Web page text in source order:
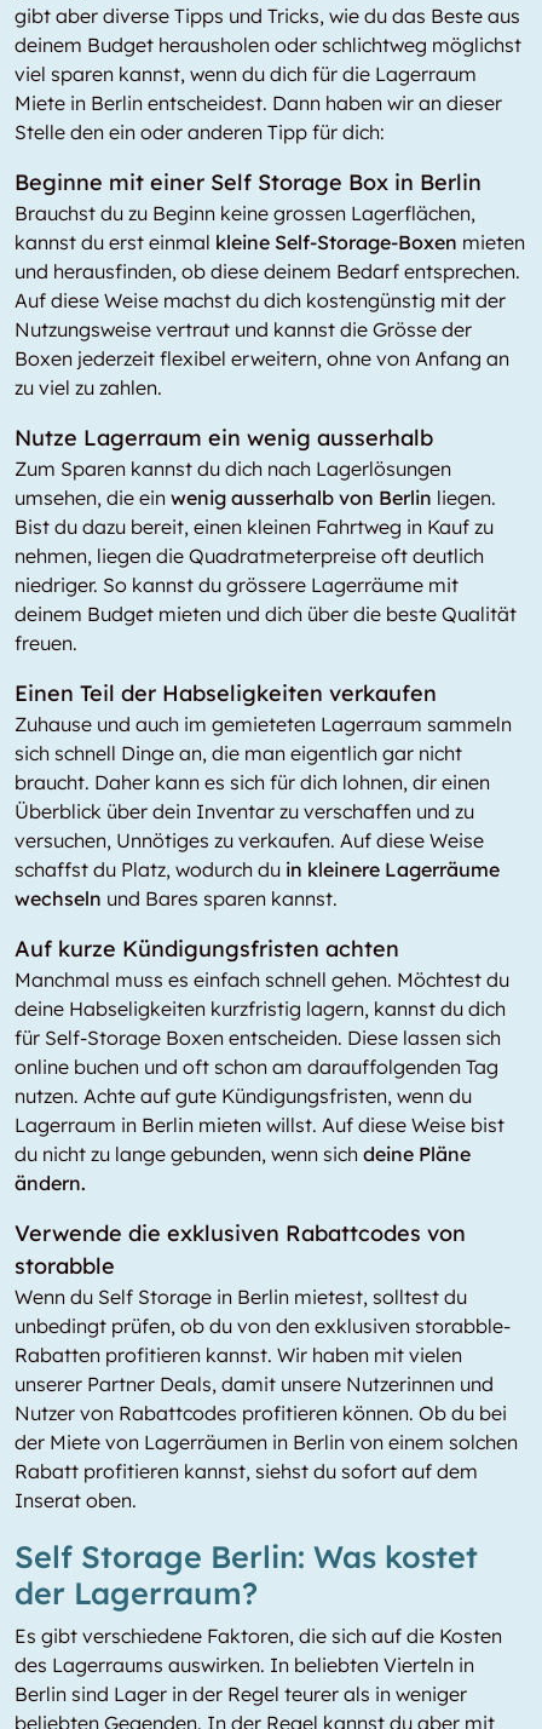
gibt aber diverse Tipps und Tricks, wie du das Beste aus
deinem Budget herausholen oder schlichtweg möglichst
viel sparen kannst, wenn du dich für die Lagerraum
Miete in Berlin entscheidest. Dann haben wir an dieser
Stelle den ein oder anderen Tipp für dich:
Beginne mit einer Self Storage Box in Berlin
Brauchst du zu Beginn keine grossen Lagerflächen,
kannst du erst einmal kleine Self-Storage-Boxen mieten
und herausfinden, ob diese deinem Bedarf entsprechen.
Auf diese Weise machst du dich kostengünstig mit der
Nutzungsweise vertraut und kannst die Grösse der
Boxen jederzeit flexibel erweitern, ohne von Anfang an
zu viel zu zahlen.
Nutze Lagerraum ein wenig ausserhalb
Zum Sparen kannst du dich nach Lagerlösungen
umsehen, die ein wenig ausserhalb von Berlin liegen.
Bist du dazu bereit, einen kleinen Fahrtweg in Kauf zu
nehmen, liegen die Quadratmeterpreise oft deutlich
niedriger. So kannst du grössere Lagerräume mit
deinem Budget mieten und dich über die beste Qualität
freuen.
Einen Teil der Habseligkeiten verkaufen
Zuhause und auch im gemieteten Lagerraum sammeln
sich schnell Dinge an, die man eigentlich gar nicht
braucht. Daher kann es sich für dich lohnen, dir einen
Überblick über dein Inventar zu verschaffen und zu
versuchen, Unnötiges zu verkaufen. Auf diese Weise
schaffst du Platz, wodurch du in kleinere Lagerräume
wechseln und Bares sparen kannst.
Auf kurze Kündigungsfristen achten
Manchmal muss es einfach schnell gehen. Möchtest du
deine Habseligkeiten kurzfristig lagern, kannst du dich
für Self-Storage Boxen entscheiden. Diese lassen sich
online buchen und oft schon am darauffolgenden Tag
nutzen. Achte auf gute Kündigungsfristen, wenn du
Lagerraum in Berlin mieten willst. Auf diese Weise bist
du nicht zu lange gebunden, wenn sich deine Pläne
ändern.
Verwende die exklusiven Rabattcodes von
storabble
Wenn du Self Storage in Berlin mietest, solltest du
unbedingt prüfen, ob du von den exklusiven storabble-
Rabatten profitieren kannst. Wir haben mit vielen
unserer Partner Deals, damit unsere Nutzerinnen und
Nutzer von Rabattcodes profitieren können. Ob du bei
der Miete von Lagerräumen in Berlin von einem solchen
Rabatt profitieren kannst, siehst du sofort auf dem
Inserat oben.
Self Storage Berlin: Was kostet
der Lagerraum?
Es gibt verschiedene Faktoren, die sich auf die Kosten
des Lagerraums auswirken. In beliebten Vierteln in
Berlin sind Lager in der Regel teurer als in weniger
beliebten Gegenden. In der Regel kannst du aber mit